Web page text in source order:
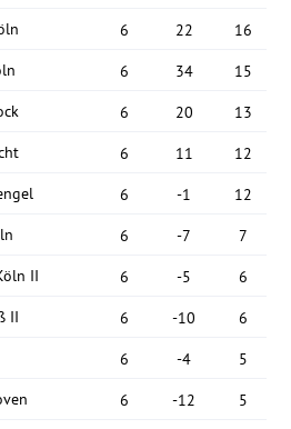
6 22 16
6 34 15
6 20 13
6 11 12
6 -1 12
6 -7 7
II 6 -5 6
II 6 -10 6
6 -4 5
6 -12 5